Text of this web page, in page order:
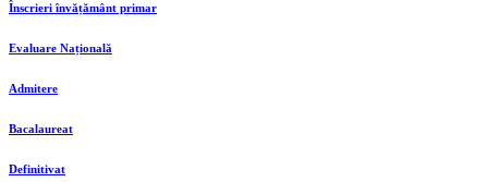
Înscrieri învățământ primar
Evaluare Națională
Admitere
Bacalaureat
Definitivat